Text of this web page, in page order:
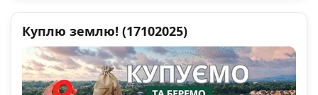
Куплю землю! (17102025)